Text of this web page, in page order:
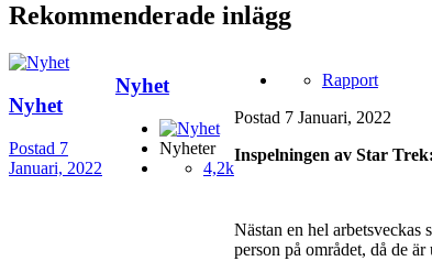
Rekommenderade inlägg
Nyhet
Postad 7
Januari, 2022
Nyhet
Nyheter
4,2k
Rapport
Postad 7 Januari, 2022
Inspelningen av Star
Nästan en hel
person på området, då de